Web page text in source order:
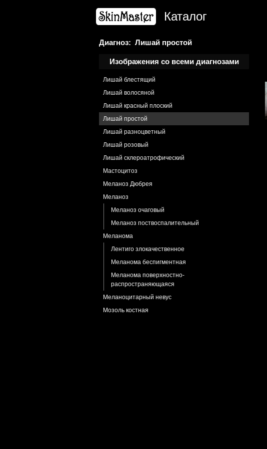
Каталог
Диагноз: Лишай простой
Изображения со всеми диагнозами
Лимфолейкоз
Лимфома B-клеточная
Микоз грибовидный
Лишай асбестовидный
Лишай блестящий
Лишай волосяной
Лишай красный плоский
Лишай простой
Лишай разноцветный
Лишай розовый
Лишай склероатрофический
Мастоцитоз
Меланоз Дюбрея
Меланоз
Меланоз очаговый
Меланоз поствоспалительный
Меланома
Лентиго злокачественное
Меланома беспигментная
Меланома поверхностно-
распространяющаяся
Меланоцитарный невус
Мозоль костная